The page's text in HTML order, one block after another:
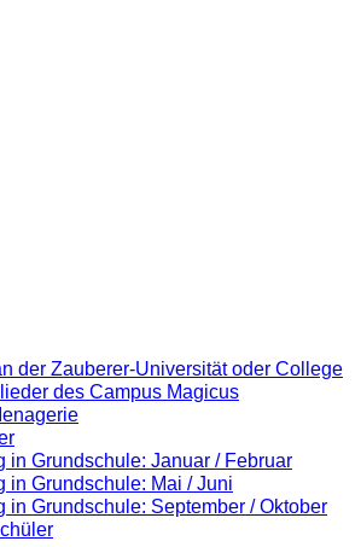
der Zauberer-Universität oder College
des Campus Magicus
Grundschule: Januar / Februar
Grundschule: Mai / Juni
Grundschule: September / Oktober